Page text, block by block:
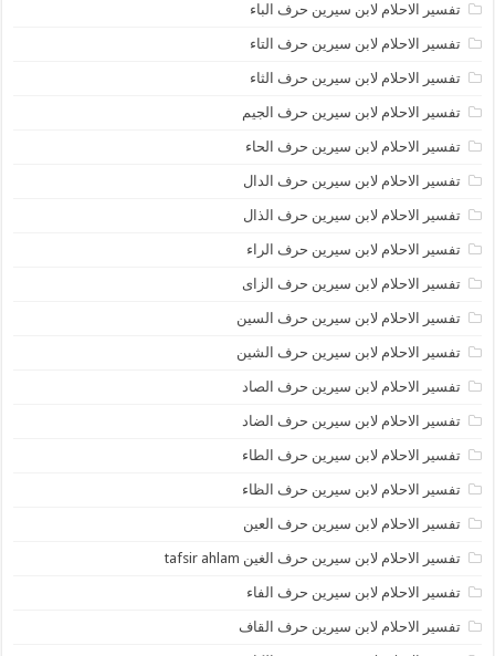
تفسير الاحلام لابن سيرين حرف الباء
تفسير الاحلام لابن سيرين حرف التاء
تفسير الاحلام لابن سيرين حرف الثاء
تفسير الاحلام لابن سيرين حرف الجيم
تفسير الاحلام لابن سيرين حرف الحاء
تفسير الاحلام لابن سيرين حرف الدال
تفسير الاحلام لابن سيرين حرف الذال
تفسير الاحلام لابن سيرين حرف الراء
تفسير الاحلام لابن سيرين حرف الزاى
تفسير الاحلام لابن سيرين حرف السين
تفسير الاحلام لابن سيرين حرف الشين
تفسير الاحلام لابن سيرين حرف الصاد
تفسير الاحلام لابن سيرين حرف الضاد
تفسير الاحلام لابن سيرين حرف الطاء
تفسير الاحلام لابن سيرين حرف الظاء
تفسير الاحلام لابن سيرين حرف العين
تفسير الاحلام لابن سيرين حرف الغين tafsir ahlam
تفسير الاحلام لابن سيرين حرف الفاء
تفسير الاحلام لابن سيرين حرف القاف